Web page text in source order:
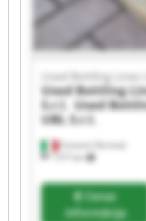
Fumane (Verona)
1 577 km
Used Bottling Lines
Used Bottling
S.r.l.
Used
UBL S.r.l.
Cenas
informācija